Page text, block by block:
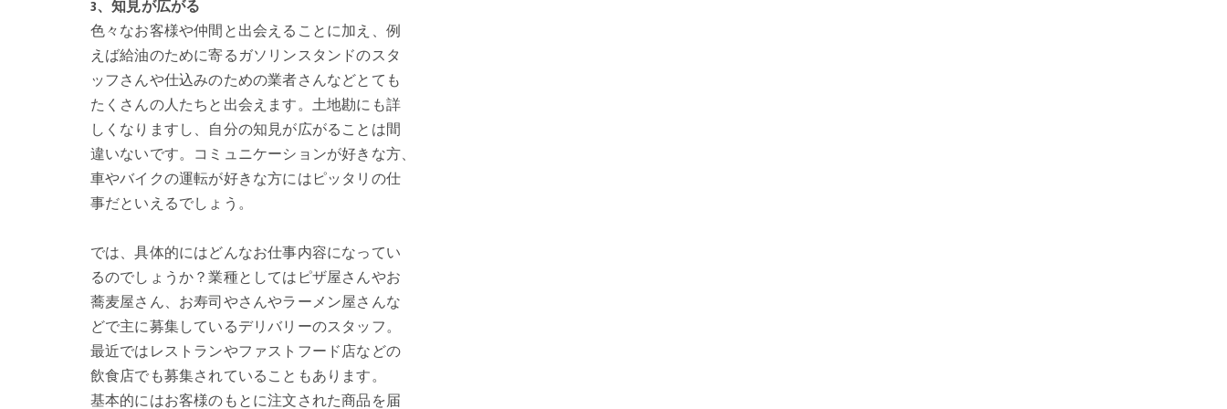
3、知見が広がる
色々なお客様や仲間と出会えることに加え、例
えば給油のために寄るガソリンスタンドのスタ
ッフさんや仕込みのための業者さんなどとても
たくさんの人たちと出会えます。土地勘にも詳
しくなりますし、自分の知見が広がることは間
違いないです。コミュニケーションが好きな方、
車やバイクの運転が好きな方にはピッタリの仕
事だといえるでしょう。
では、具体的にはどんなお仕事内容になってい
るのでしょうか？業種としてはピザ屋さんやお
蕎麦屋さん、お寿司やさんやラーメン屋さんな
どで主に募集しているデリバリーのスタッフ。
最近ではレストランやファストフード店などの
飲食店でも募集されていることもあります。
基本的にはお客様のもとに注文された商品を届